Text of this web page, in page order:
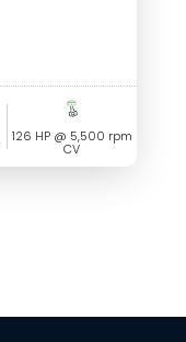
126 HP @ 5,500 rpm
CV